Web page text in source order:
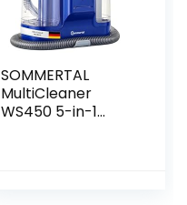
SOMMERTAL
MultiCleaner
WS450 5-in-1